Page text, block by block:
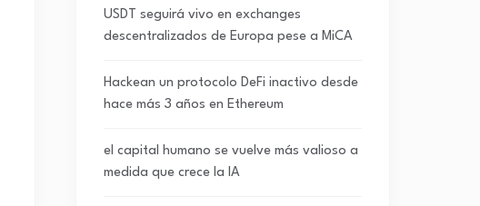
USDT seguirá vivo en exchanges
descentralizados de Europa pese a MiCA
Hackean un protocolo DeFi inactivo desde
hace más 3 años en Ethereum
el capital humano se vuelve más valioso a
medida que crece la IA